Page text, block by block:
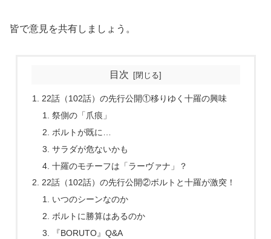
皆で意見を共有しましょう。
目次
22話（102話）の先行公開①移りゆく十羅の興味
祭側の「爪痕」
ボルトが既に…
サラダが危ないかも
十羅のモチーフは「ラーヴァナ」？
22話（102話）の先行公開②ボルトと十羅が激突！
いつのシーンなのか
ボルトに勝算はあるのか
『BORUTO』Q&A